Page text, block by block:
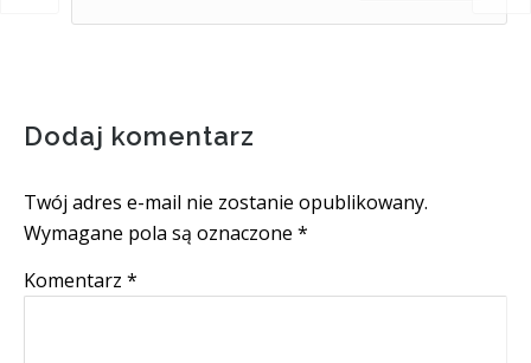
Dodaj komentarz
Twój adres e-mail nie zostanie opublikowany.
Wymagane pola są oznaczone *
Komentarz *